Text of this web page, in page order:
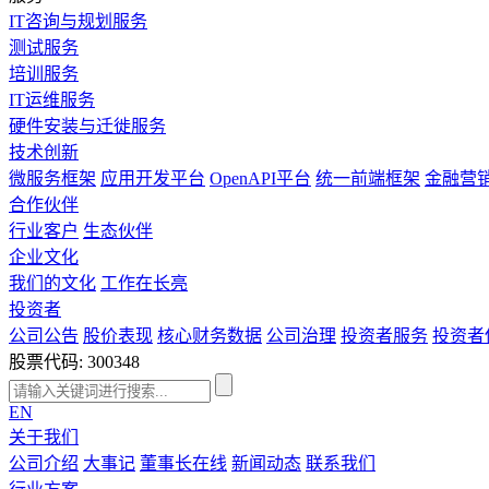
IT咨询与规划服务
测试服务
培训服务
IT运维服务
硬件安装与迁徙服务
技术创新
微服务框架 应用开发平台 OpenAPI平台 统一前端框架 金融营
合作伙伴
行业客户 生态伙伴
企业文化
我们的文化 工作在长亮
投资者
公司公告 股价表现 核心财务数据 公司治理 投资者服务 投资者
股票代码: 300348
EN
关于我们
公司介绍 大事记 董事长在线 新闻动态 联系我们